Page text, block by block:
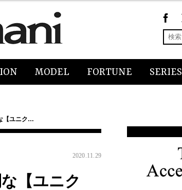
MODEL FORTUNE SERIES
【ユニク…
2020.11.29
【ユニク